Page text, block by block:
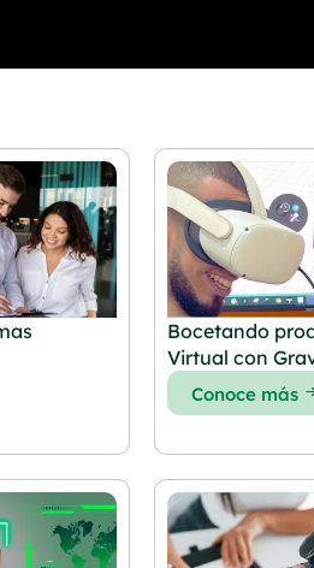
Bocetando
Virtual con
Conoce más
P
a
g
e